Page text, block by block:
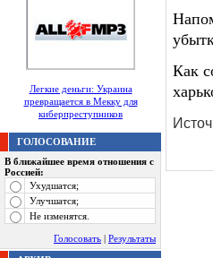
Легкие деньги: Украина
превращается в Мекку для
киберпреступников
ГОЛОСОВАНИЕ
В ближайшее время отношения с
Россией:
Ухудшатся;
Улучшатся;
Не изменятся.
Голосовать | Результаты
Как